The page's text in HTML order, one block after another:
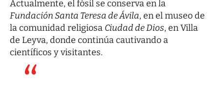
Actualmente, el fósil se conserva en la
Fundación Santa Teresa de Ávila, en el museo de
la comunidad religiosa Ciudad de Dios, en Villa
de Leyva, donde continúa cautivando a
científicos y visitantes.